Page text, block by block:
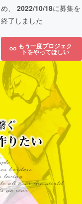
め、 2022/10/18に募集を
終了しました
もう一度プロジェク
トをやってほしい